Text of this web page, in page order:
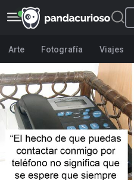
Arte Fotografía Viajes